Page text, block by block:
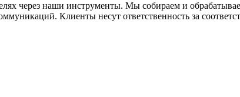
через наши инструменты. Мы собираем и
Клиенты несут ответственность за